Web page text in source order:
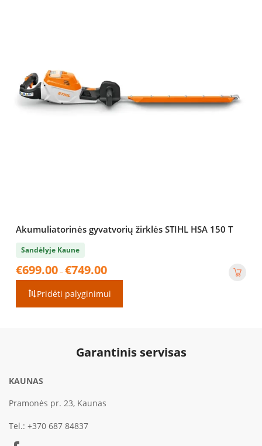
Akumuliatorinės gyvatvorių žirklės STIHL HSA 150 T
Sandėlyje Kaune
€699.00–€749.00
€699.00
through
Pridėti palyginimui
Garantinis servisas
KAUNAS
Pramonės pr. 23, Kaunas
Tel.: +370 687 84837